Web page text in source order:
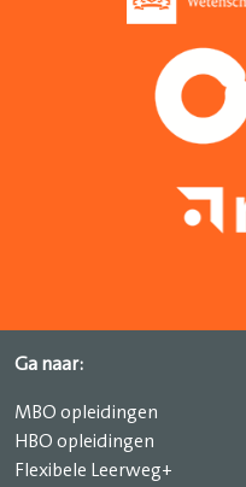
Ga naar:
MBO opleidingen
HBO opleidingen
Flexibele Leerweg+